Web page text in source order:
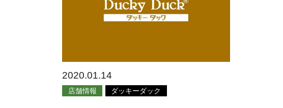
2020.01.14
店舗情報 ダッキーダック